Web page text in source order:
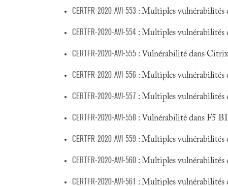
CERTFR-2020-AVI-553 : Multiples vulnérabilités
CERTFR-2020-AVI-554 : Multiples vulnérabilités
CERTFR-2020-AVI-555 : Vulnérabilité dans
CERTFR-2020-AVI-556 : Multiples vulnérabilités
CERTFR-2020-AVI-557 : Multiples vulnérabilités
CERTFR-2020-AVI-558 : Vulnérabilité dans F5
CERTFR-2020-AVI-559 : Multiples
CERTFR-2020-AVI-560 : Multiples vulnérabilités
CERTFR-2020-AVI-561 : Multiples